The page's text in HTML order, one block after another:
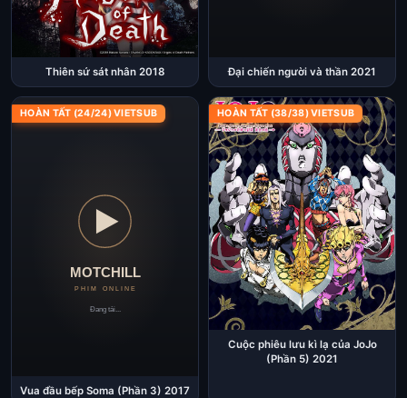
Thiên sứ sát nhân 2018 Đại chiến người và thần 2021
HOÀN TẤT (24/24) VIETSUB
Vua đầu bếp Soma (Phần 3) 2017
HOÀN TẤT (38/38) VIETSUB
Cuộc phiêu lưu kì lạ của JoJo
(Phần 5) 2021